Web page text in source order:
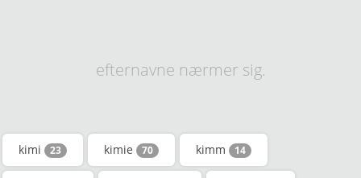
efternavne nærmer sig.
kimi 23 kimie 70 kimm 14